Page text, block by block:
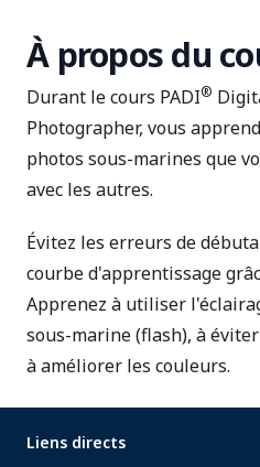
À propos du
Durant le cours PADI®
Photographer, vous
photos sous-marines que
avec les autres.
Évitez les erreurs de
courbe d'apprentissage
Apprenez à utiliser
sous-marine (flash), à
à améliorer les couleurs.
Liens directs